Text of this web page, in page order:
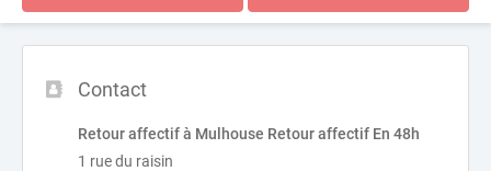
Contact
Retour affectif à Mulhouse Retour affectif En 48h
1 rue du raisin